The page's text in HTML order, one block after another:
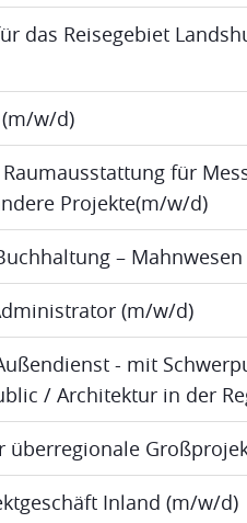
das Reisegebiet
w/d)
für
Projekte(m/w/d)
–
(m/w/d)
- mit
/ Architektur in der
überregionale
Inland (m/w/d)